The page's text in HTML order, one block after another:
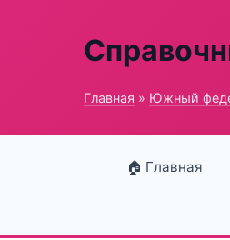
Главная » Южный
🏠 Главная